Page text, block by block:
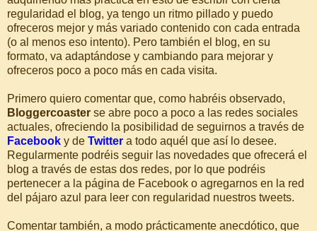
regularidad el blog, ya tengo un ritmo pillado y puedo
ofreceros mejor y más variado contenido con cada entrada
(o al menos eso intento). Pero también el blog, en su
formato, va adaptándose y cambiando para mejorar y
ofreceros poco a poco más en cada visita.
Primero quiero comentar que, como habréis observado,
Bloggercoaster se abre poco a poco a las redes sociales
actuales, ofreciendo la posibilidad de seguirnos a través de
Facebook y de Twitter a todo aquél que así lo desee.
Regularmente podréis seguir las novedades que ofrecerá el
blog a través de estas dos redes, por lo que podréis
pertenecer a la página de Facebook o agregarnos en la red
del pájaro azul para leer con regularidad nuestros tweets.
Comentar también, a modo prácticamente anecdótico, que